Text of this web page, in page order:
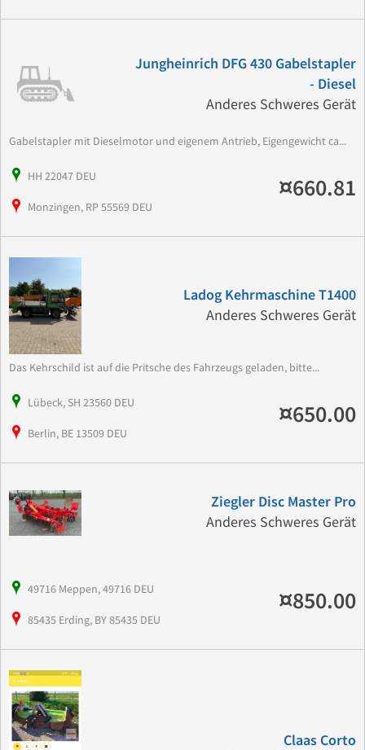
Jungheinrich DFG 430 Gabelstapler
- Diesel
Anderes Schweres Gerät
Gabelstapler mit Dieselmotor und eigenem Antrieb, Eigengewicht ca...
HH 22047 DEU
Monzingen, RP 55569 DEU
¤660.81
Ladog Kehrmaschine T1400
Anderes Schweres Gerät
Das Kehrschild ist auf die Pritsche des Fahrzeugs geladen, bitte...
Lübeck, SH 23560 DEU
Berlin, BE 13509 DEU
¤650.00
Ziegler Disc Master Pro
Anderes Schweres Gerät
49716 Meppen, 49716 DEU
85435 Erding, BY 85435 DEU
¤850.00
Claas Corto